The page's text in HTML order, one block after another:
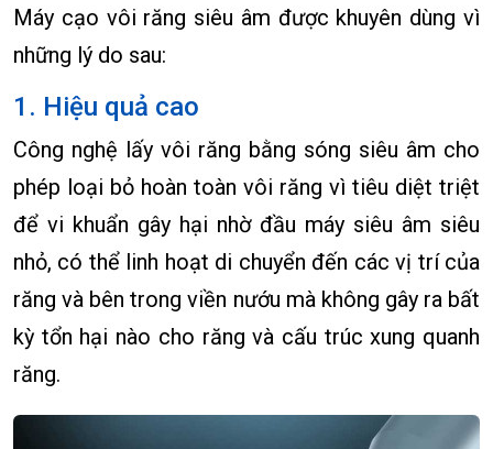
Máy cạo vôi răng siêu âm được khuyên dùng vì
những lý do sau:
1. Hiệu quả cao
Công nghệ lấy vôi răng bằng sóng siêu âm cho
phép loại bỏ hoàn toàn vôi răng vì tiêu diệt triệt
để vi khuẩn gây hại nhờ đầu máy siêu âm siêu
nhỏ, có thể linh hoạt di chuyển đến các vị trí của
răng và bên trong viền nướu mà không gây ra bất
kỳ tổn hại nào cho răng và cấu trúc xung quanh
răng.